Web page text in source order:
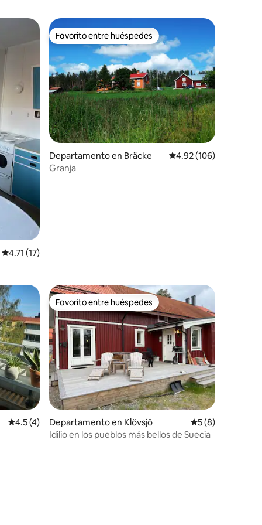
Calificación promedio: 4.71 de 5; 17 evaluaciones
4.71 (17)
Favorito entre huéspedes
Favorito entre huéspedes
Departamento en Bräcke Calificación promedio:
4.92 (106)
Granja
Calificación promedio: 4.5 de 5; 4 evaluaciones
4.5 (4)
Favorito entre huéspedes
Favorito entre huéspedes
Departamento en Klövsjö Calificación
5 (8)
Idilio en los pueblos más bellos de Suecia